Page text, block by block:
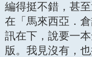
編得挺不錯，甚
在「馬來西亞．
訊在下，說要一
版。我見沒有，